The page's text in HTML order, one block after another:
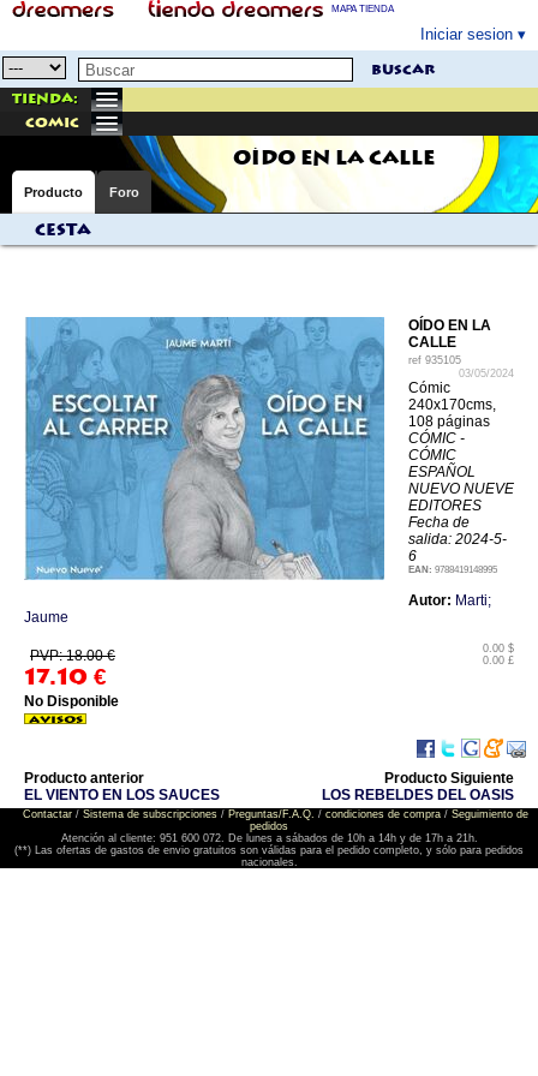
MAPA TIENDA
Iniciar sesion
buscar
Tienda:
comic
OÍDO EN LA CALLE
Producto Foro
Cesta
OÍDO EN LA
CALLE
ref 935105
03/05/2024
Cómic
240x170cms,
108 páginas
CÓMIC -
CÓMIC
ESPAÑOL
NUEVO NUEVE
EDITORES
Fecha de
salida: 2024-5-
6
EAN: 9788419148995
Autor: Marti;
Jaume
PVP: 18.00 €
17.10 €
0.00 $
0.00 £
No Disponible
Producto anterior
EL VIENTO EN LOS SAUCES
Producto Siguiente
LOS REBELDES DEL OASIS
Contactar/ Sistema de subscripciones/ Preguntas/F.A.Q. / condiciones de compra/ Seguimiento de
pedidos
Atención al cliente: 951 600 072. De lunes a sábados de 10h a 14h y de 17h a 21h.
(**) Las ofertas de gastos de envio gratuitos son válidas para el pedido completo, y sólo para pedidos
nacionales.